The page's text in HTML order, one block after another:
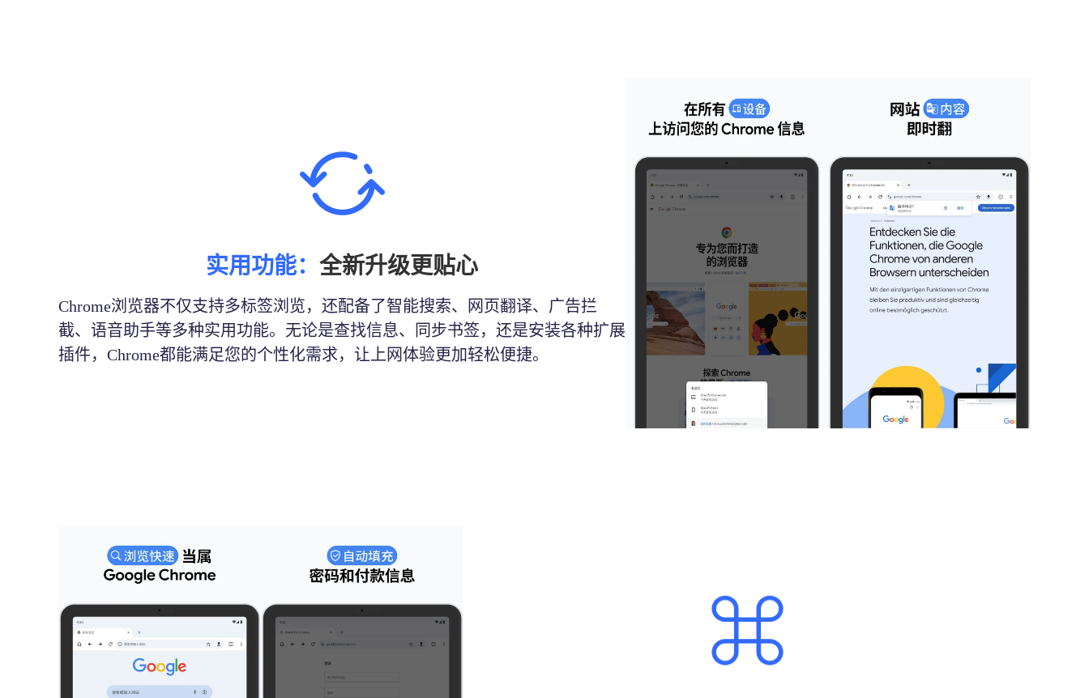
实用功能： 全新升级更贴心
Chrome浏览器不仅支持多标签浏览，还配备了智能搜索、网页翻译、广告拦
截、语音助手等多种实用功能。无论是查找信息、同步书签，还是安装各种扩展
插件，Chrome都能满足您的个性化需求，让上网体验更加轻松便捷。